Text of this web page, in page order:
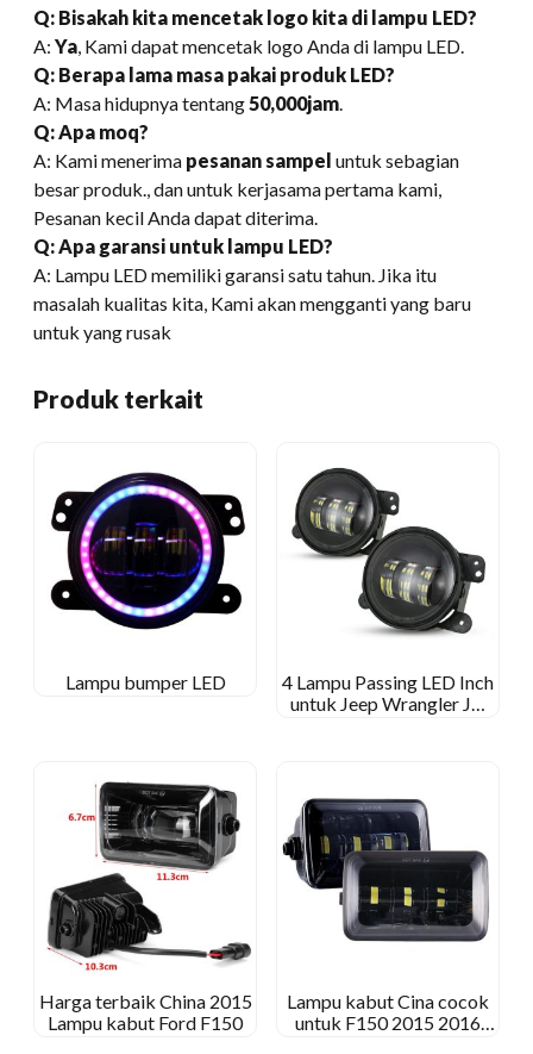
Q: Bisakah kita mencetak logo kita di lampu LED?
A: Ya , Kami dapat mencetak logo Anda di lampu LED.
Q: Berapa lama masa pakai produk LED?
A: Masa hidupnya tentang 50,000jam
Q: Apa moq?
A: Kami menerima pesanan sampel untuk sebagian
besar produk., dan untuk kerjasama pertama kami,
Pesanan kecil Anda dapat diterima.
Q: Apa garansi untuk lampu LED?
A: Lampu LED memiliki garansi satu tahun. Jika itu
masalah kualitas kita, Kami akan mengganti yang baru
untuk yang rusak
Produk terkait
Lampu bumper LED
4 Lampu Passing LED Inch
untuk Jeep Wrangler JK
Harga terbaik China 2015
Lampu kabut Ford F150
Lampu kabut Cina cocok
untuk F150 2015 2016